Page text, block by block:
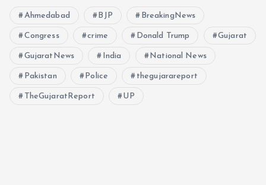
Ahmedabad BJP BreakingNews
Congress crime Donald Trump Gujarat
GujaratNews India National News
Pakistan Police thegujarareport
TheGujaratReport UP